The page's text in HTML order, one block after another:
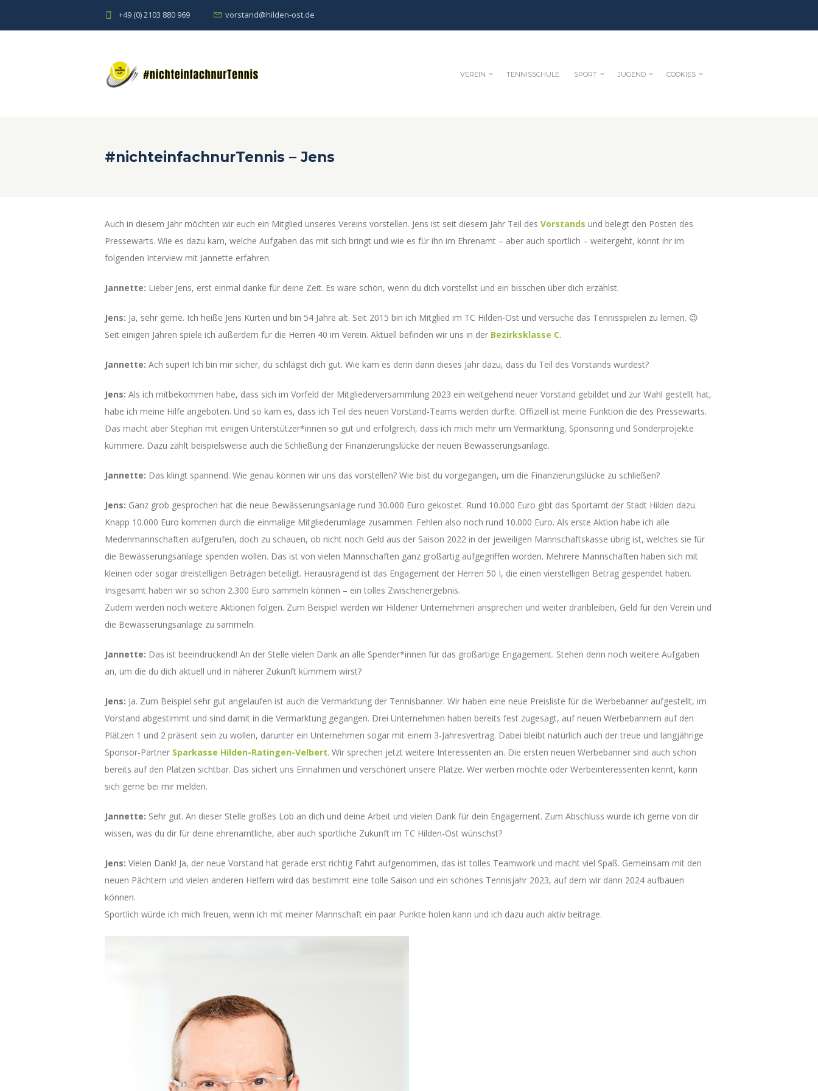
+49 (0) 2103 880 969 vorstand@hilden-ost.de
VEREIN TENNISSCHULE SPORT JUGEND COOKIES
#nichteinfachnurTennis – Jens
Auch in diesem Jahr möchten wir euch ein Mitglied unseres Vereins vorstellen. Jens ist seit diesem Jahr Teil des Vorstands und belegt den Posten des
Pressewarts. Wie es dazu kam, welche Aufgaben das mit sich bringt und wie es für ihn im Ehrenamt – aber auch sportlich – weitergeht, könnt ihr im
folgenden Interview mit Jannette erfahren.
Jannette: Lieber Jens, erst einmal danke für deine Zeit. Es wäre schön, wenn du dich vorstellst und ein bisschen über dich erzählst.
Jens: Ja, sehr gerne. Ich heiße Jens Kürten und bin 54 Jahre alt. Seit 2015 bin ich Mitglied im TC Hilden-Ost und versuche das Tennisspielen zu lernen. 😉
Seit einigen Jahren spiele ich außerdem für die Herren 40 im Verein. Aktuell befinden wir uns in der Bezirksklasse C.
Jannette: Ach super! Ich bin mir sicher, du schlägst dich gut. Wie kam es denn dann dieses Jahr dazu, dass du Teil des Vorstands wurdest?
Jens: Als ich mitbekommen habe, dass sich im Vorfeld der Mitgliederversammlung 2023 ein weitgehend neuer Vorstand gebildet und zur Wahl gestellt hat,
habe ich meine Hilfe angeboten. Und so kam es, dass ich Teil des neuen Vorstand-Teams werden durfte. Offiziell ist meine Funktion die des Pressewarts.
Das macht aber Stephan mit einigen Unterstützer*innen so gut und erfolgreich, dass ich mich mehr um Vermarktung, Sponsoring und Sonderprojekte
kümmere. Dazu zählt beispielsweise auch die Schließung der Finanzierungslücke der neuen Bewässerungsanlage.
Jannette: Das klingt spannend. Wie genau können wir uns das vorstellen? Wie bist du vorgegangen, um die Finanzierungslücke zu schließen?
Jens: Ganz grob gesprochen hat die neue Bewässerungsanlage rund 30.000 Euro gekostet. Rund 10.000 Euro gibt das Sportamt der Stadt Hilden dazu.
Knapp 10.000 Euro kommen durch die einmalige Mitgliederumlage zusammen. Fehlen also noch rund 10.000 Euro. Als erste Aktion habe ich alle
Medenmannschaften aufgerufen, doch zu schauen, ob nicht noch Geld aus der Saison 2022 in der jeweiligen Mannschaftskasse übrig ist, welches sie für
die Bewässerungsanlage spenden wollen. Das ist von vielen Mannschaften ganz großartig aufgegriffen worden. Mehrere Mannschaften haben sich mit
kleinen oder sogar dreistelligen Beträgen beteiligt. Herausragend ist das Engagement der Herren 50 I, die einen vierstelligen Betrag gespendet haben.
Insgesamt haben wir so schon 2.300 Euro sammeln können – ein tolles Zwischenergebnis.
Zudem werden noch weitere Aktionen folgen. Zum Beispiel werden wir Hildener Unternehmen ansprechen und weiter dranbleiben, Geld für den Verein und
die Bewässerungsanlage zu sammeln.
Jannette: Das ist beeindruckend! An der Stelle vielen Dank an alle Spender*innen für das großartige Engagement. Stehen denn noch weitere Aufgaben
an, um die du dich aktuell und in näherer Zukunft kümmern wirst?
Jens: Ja. Zum Beispiel sehr gut angelaufen ist auch die Vermarktung der Tennisbanner. Wir haben eine neue Preisliste für die Werbebanner aufgestellt, im
Vorstand abgestimmt und sind damit in die Vermarktung gegangen. Drei Unternehmen haben bereits fest zugesagt, auf neuen Werbebannern auf den
Plätzen 1 und 2 präsent sein zu wollen, darunter ein Unternehmen sogar mit einem 3-Jahresvertrag. Dabei bleibt natürlich auch der treue und langjährige
Sponsor-Partner Sparkasse Hilden-Ratingen-Velbert. Wir sprechen jetzt weitere Interessenten an. Die ersten neuen Werbebanner sind auch schon
bereits auf den Plätzen sichtbar. Das sichert uns Einnahmen und verschönert unsere Plätze. Wer werben möchte oder Werbeinteressenten kennt, kann
sich gerne bei mir melden.
Jannette: Sehr gut. An dieser Stelle großes Lob an dich und deine Arbeit und vielen Dank für dein Engagement. Zum Abschluss würde ich gerne von dir
wissen, was du dir für deine ehrenamtliche, aber auch sportliche Zukunft im TC Hilden-Ost wünschst?
Jens: Vielen Dank! Ja, der neue Vorstand hat gerade erst richtig Fahrt aufgenommen, das ist tolles Teamwork und macht viel Spaß. Gemeinsam mit den
neuen Pächtern und vielen anderen Helfern wird das bestimmt eine tolle Saison und ein schönes Tennisjahr 2023, auf dem wir dann 2024 aufbauen
können.
Sportlich würde ich mich freuen, wenn ich mit meiner Mannschaft ein paar Punkte holen kann und ich dazu auch aktiv beitrage.